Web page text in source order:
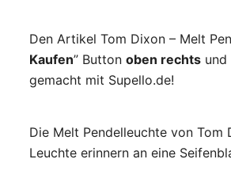
Den Artikel Tom Dixon – Melt
Kaufen” Button oben rechts und
gemacht mit Supello.de!
Die Melt Pendelleuchte von
Leuchte erinnern an eine